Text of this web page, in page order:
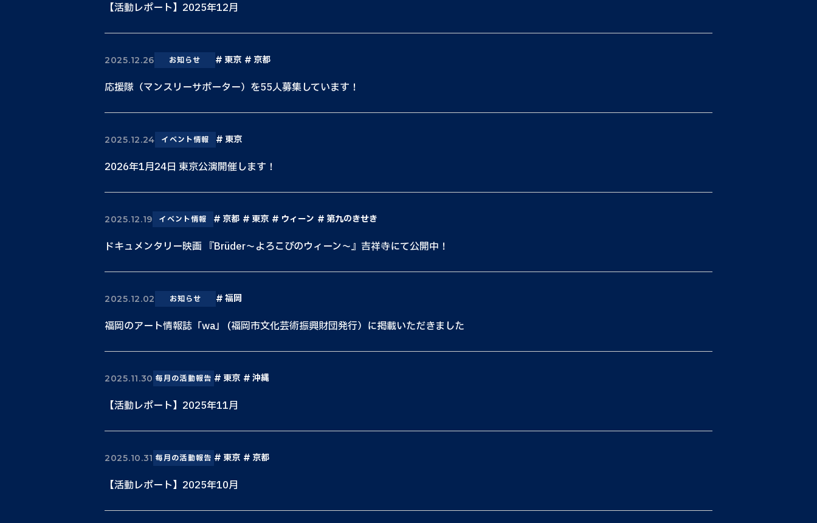
【活動レポート】2025年12月
2025.12.26 お知らせ 東京 京都
応援隊（マンスリーサポーター）を55人募集しています！
2025.12.24 イベント情報 東京
2026年1月24日 東京公演開催します！
2025.12.19 イベント情報 京都 東京 ウィーン 第九のきせき
ドキュメンタリー映画 『Brüder〜よろこびのウィーン〜』吉祥寺にて公開中！
2025.12.02 お知らせ 福岡
福岡のアート情報誌「wa」 (福岡市文化芸術振興財団発行）に掲載いただきました
2025.11.30 毎月の活動報告 東京 沖縄
【活動レポート】2025年11月
2025.10.31 毎月の活動報告 東京 京都
【活動レポート】2025年10月